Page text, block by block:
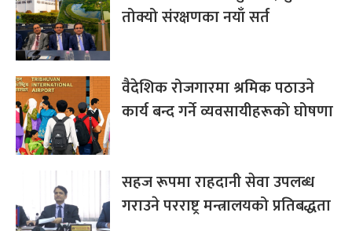
तोक्यो संरक्षणका नयाँ सर्त
वैदेशिक रोजगारमा श्रमिक पठाउने
कार्य बन्द गर्ने व्यवसायीहरूको घोषणा
सहज रूपमा राहदानी सेवा उपलब्ध
गराउने परराष्ट्र मन्त्रालयको प्रतिबद्धता